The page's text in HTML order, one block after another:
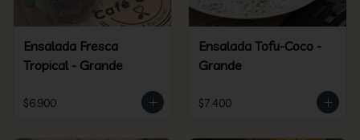
Ensalada Fresca
Tropical - Grande
$6.900
Ensalada Tofu-Coco -
Grande
$7.400